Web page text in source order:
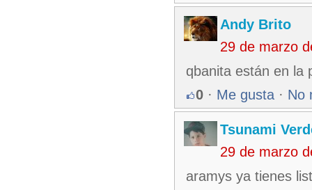
Andy Brito
29 de marzo
qbanita están en la
0 · Me gusta · No
Tsunami
29 de marzo
aramys ya tienes